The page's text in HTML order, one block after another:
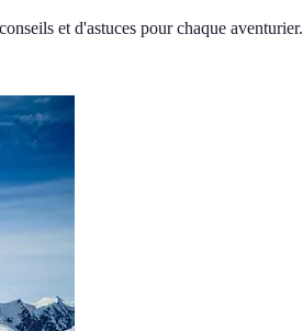
et d'astuces pour chaque aventurier.